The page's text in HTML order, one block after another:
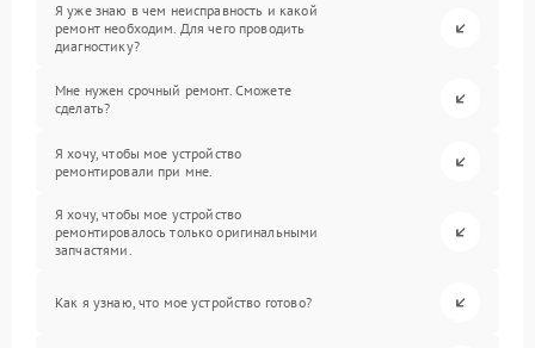
Я уже знаю в чем неисправность и какой
ремонт необходим. Для чего проводить
диагностику?
Мне нужен срочный ремонт. Сможете
сделать?
Я хочу, чтобы мое устройство
ремонтировали при мне.
Я хочу, чтобы мое устройство
ремонтировалось только оригинальными
запчастями.
Как я узнаю, что мое устройство готово?